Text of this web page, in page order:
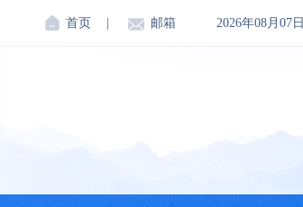
首页 邮箱 2026年08月07日